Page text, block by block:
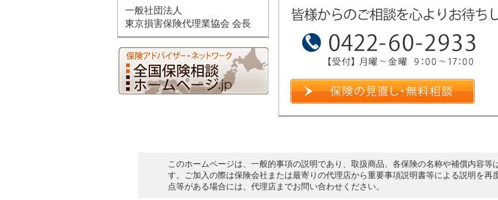
一般社団法人
東京損害保険代理業協会 会長
このホームページは、一般的事項の説明であり、取扱商品、各保険の名称や補償内容等
す。ご加入の際は保険会社または最寄りの代理店から重要事項説明書等による説明を再
点等がある場合には、代理店までお問い合わせください。